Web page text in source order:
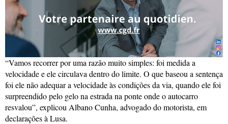
“Vamos recorrer por uma razão muito simples: foi medida a
velocidade e ele circulava dentro do limite. O que baseou a sentença
foi ele não adequar a velocidade às condições da via, quando ele foi
surpreendido pelo gelo na estrada na ponte onde o autocarro
resvalou”, explicou Albano Cunha, advogado do motorista, em
declarações à Lusa.